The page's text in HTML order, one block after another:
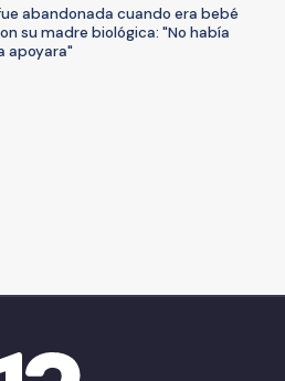
abandonada cuando era bebé
su madre biológica: "No había
apoyara"